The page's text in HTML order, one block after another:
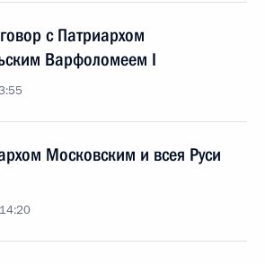
с Патриархом
Варфоломеем I
Московским и всея Руси